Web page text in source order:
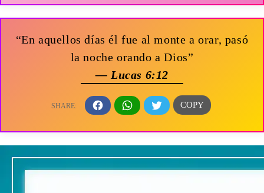
“En aquellos días él fue al monte a orar, pasó
la noche orando a Dios”
— Lucas 6:12